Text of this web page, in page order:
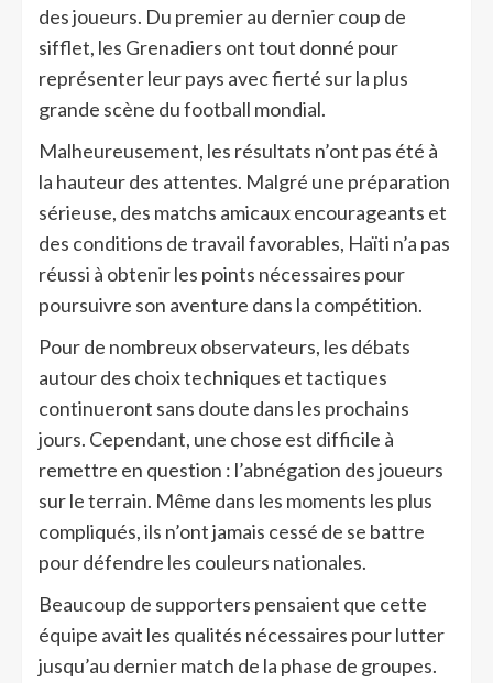
des joueurs. Du premier au dernier coup de
sifflet, les Grenadiers ont tout donné pour
représenter leur pays avec fierté sur la plus
grande scène du football mondial.
Malheureusement, les résultats n’ont pas été à
la hauteur des attentes. Malgré une préparation
sérieuse, des matchs amicaux encourageants et
des conditions de travail favorables, Haïti n’a pas
réussi à obtenir les points nécessaires pour
poursuivre son aventure dans la compétition.
Pour de nombreux observateurs, les débats
autour des choix techniques et tactiques
continueront sans doute dans les prochains
jours. Cependant, une chose est difficile à
remettre en question : l’abnégation des joueurs
sur le terrain. Même dans les moments les plus
compliqués, ils n’ont jamais cessé de se battre
pour défendre les couleurs nationales.
Beaucoup de supporters pensaient que cette
équipe avait les qualités nécessaires pour lutter
jusqu’au dernier match de la phase de groupes.